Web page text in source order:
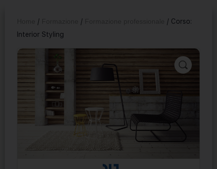
/ /
/ Corso:
Interior Styling